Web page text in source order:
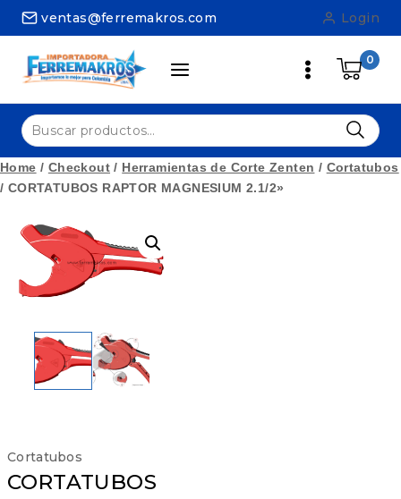
Skip
ventas@ferremakros.com Login
0
Buscar
por:
Home / Checkout / Herramientas de Corte Zenten / Cortatubos
/ CORTATUBOS RAPTOR MAGNESIUM 2.1/2»
Cortatubos
CORTATUBOS